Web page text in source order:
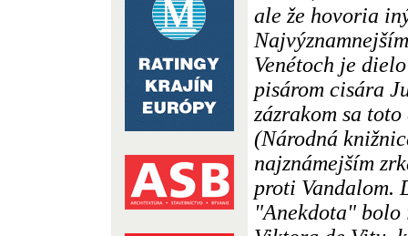
ale že hovoria
Venétoch je
pisárom cisára
zázrakom sa
(Národná
najznámejším
proti Vandalom.
"Anekdota"